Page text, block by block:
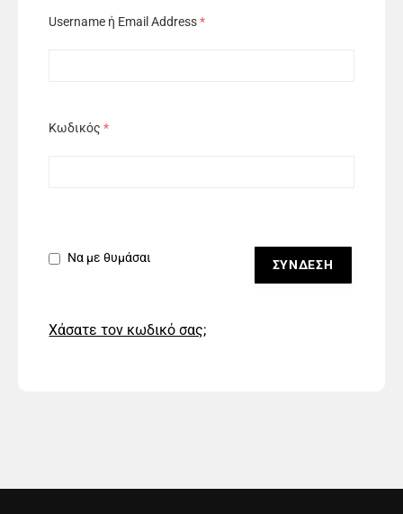
Username ή Email Address*
Κωδικός*
Να με θυμάσαι
Χάσατε τον κωδικό σας;